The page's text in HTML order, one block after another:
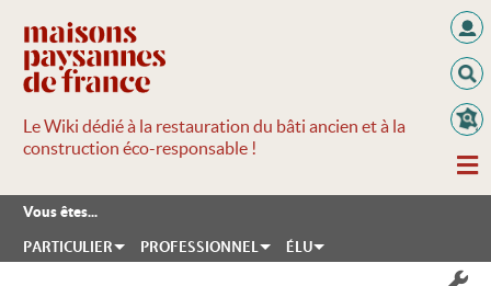
Le Wiki dédié à la restauration du bâti ancien et à la
construction éco-responsable !
Vous êtes...
PARTICULIER PROFESSIONNEL ÉLU